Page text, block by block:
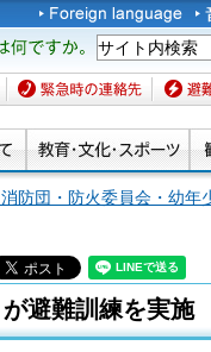
何です
緊急時の連絡先 避難場
消防団・防火委員会・幼年
避難訓練を実施